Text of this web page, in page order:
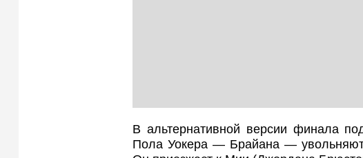
В альтернативной версии финала
Пола Уокера — Брайана —